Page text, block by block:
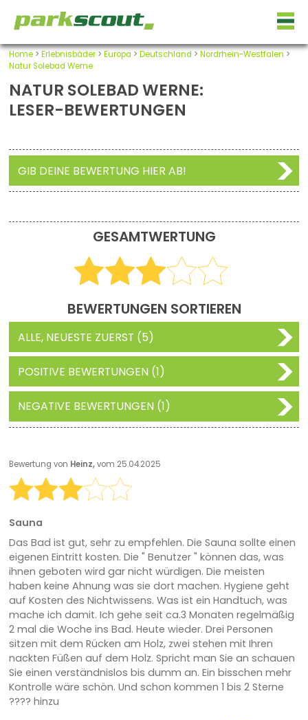
Home> Erlebnisbäder> Europa > Deutschland > Nordrhein-Westfalen >
Natur Solebad Werne
NATUR SOLEBAD WERNE:
LESER-BEWERTUNGEN
GIB DEINE BEWERTUNG HIER AB!
GESAMTWERTUNG
BEWERTUNGEN SORTIEREN
ALLE, NEUESTE ZUERST (5)
POSITIVE BEWERTUNGEN (1)
NEGATIVE BEWERTUNGEN (1)
Bewertung von Heinz,vom 25.04.2025
Sauna
Das Bad ist gut, sehr zu empfehlen. Die Sauna sollte einen
eigenen Eintritt kosten. Die " Benutzer " können das, was
ihnen geboten wird gar nicht würdigen. Die meisten
haben keine Ahnung was sie dort machen. Hygiene geht
auf Kosten des Nichtwissens. Was ist ein Handtuch, was
mache ich damit. Ich gehe seit ca.3 Monaten regelmäßig
2 mal die Woche ins Bad. Heute wieder. Drei Personen
sitzen mit dem Rücken am Holz, zwei stehen mit Ihren
nackten Füßen auf dem Holz. Spricht man Sie an schauen
Sie einen verständnislos bis dumm an. Ein bisschen mehr
Kontrolle wäre schön. Und schon kommen 1 bis 2 Sterne
???? hinzu